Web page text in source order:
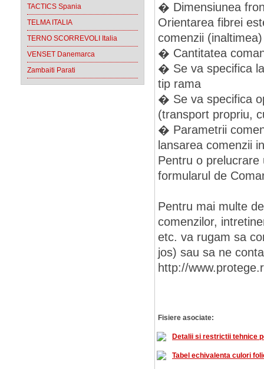
TACTICS Spania
TELMA ITALIA
TERNO SCORREVOLI Italia
VENSET Danemarca
Zambaiti Parati
� Dimensiunea
Orientarea fibrei
comenzii (inaltimea)
� Cantitatea
� Se va specifica
tip rama
� Se va specifica
(transport propriu,
� Parametrii
lansarea comenzii
Pentru o prelucrare
formularul de
Pentru mai multe
comenzilor,
etc. va rugam sa
jos) sau sa ne
http://
Fisiere asociate:
Detalii si restrictii tehnice
Tabel echivalenta culori